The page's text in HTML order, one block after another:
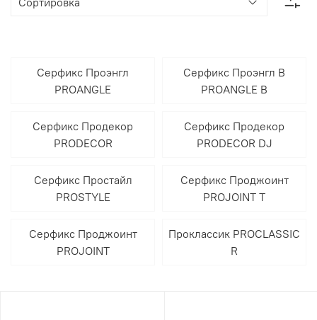
Серфикс Проэнгл
PROANGLE
Серфикс Проэнгл В
PROANGLE B
Серфикс Продекор
PRODECOR
Серфикс Продекор
PRODECOR DJ
Серфикс Простайл
PROSTYLE
Серфикс Проджоинт
PROJOINT T
Серфикс Проджоинт
PROJOINT
Проклассик PROCLASSIC
R